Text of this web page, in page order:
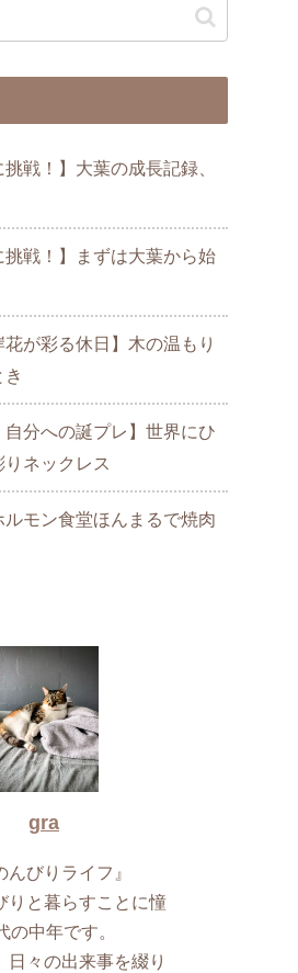
戦！】大葉の成長記録、
挑戦！】まずは大葉から始
花が彩る休日】木の温もり
自分への誕プレ】世界にひ
ネックレス
ルモン食堂ほんまるで焼肉
gra
んびりライフ』
りと暮らすことに憧
の中年です。
日々の出来事を綴り